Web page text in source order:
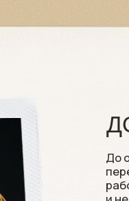
До обучения
и
довести до
полностью
знания. За